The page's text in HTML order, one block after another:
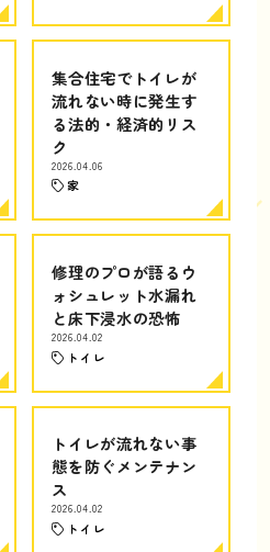
集合住宅でトイレが
流れない時に発生す
る法的・経済的リス
ク
2026.04.06
家
修理のプロが語るウ
ォシュレット水漏れ
と床下浸水の恐怖
2026.04.02
トイレ
トイレが流れない事
態を防ぐメンテナン
ス
2026.04.02
トイレ